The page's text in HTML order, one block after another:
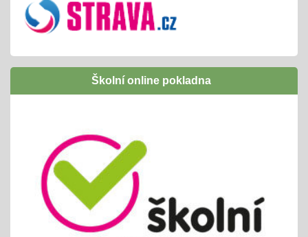
Inovativní vzdělávání /Šablony I OPJAK
01.09.2024
následně budeme žádat zapojení do Šablony
II OPJAK
Letní slavnost
25.06.2024
příprava tradiční celoškolní akce
propojeno do vrstevnického vyučování
variabilní termín dle počasí /25. nebo 26.6.
Školní online pokladna